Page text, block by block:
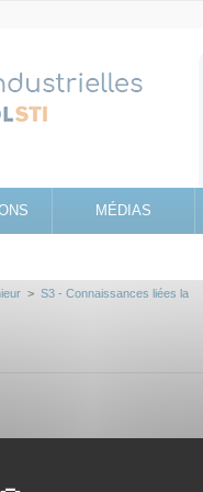
MÉDIAS
> S3 - Connaissances liées la